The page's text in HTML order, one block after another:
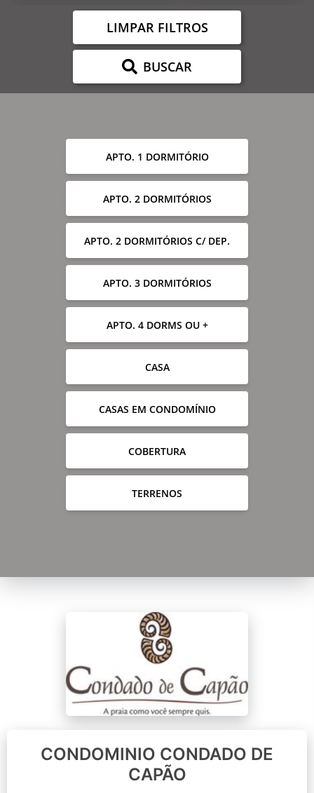
LIMPAR FILTROS
BUSCAR
APTO. 1 DORMITÓRIO
APTO. 2 DORMITÓRIOS
APTO. 2 DORMITÓRIOS C/ DEP.
APTO. 3 DORMITÓRIOS
APTO. 4 DORMS OU +
CASA
CASAS EM CONDOMÍNIO
COBERTURA
TERRENOS
CONDOMINIO CONDADO DE
CAPÃO